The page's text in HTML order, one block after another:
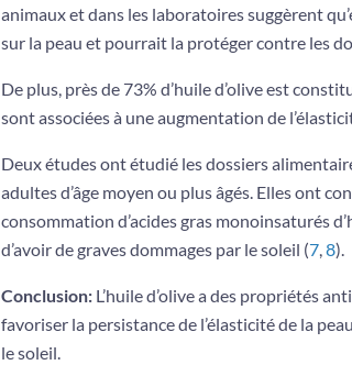
animaux et dans les laboratoires suggèrent
sur la peau et pourrait la protéger contre les
De plus, près de 73% d’huile d’olive est
sont associées à une augmentation de
Deux études ont étudié les dossiers
adultes d’âge moyen ou plus âgés. Elles ont
consommation d’acides gras monoinsaturés
d’avoir de graves dommages par le soleil (7,8).
Conclusion:L’huile d’olive a des propriétés
favoriser la persistance de l’élasticité de la
le soleil.